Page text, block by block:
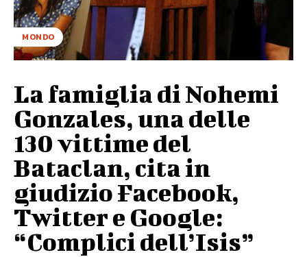
MONDO
La famiglia di Nohemi
Gonzales, una delle
130 vittime del
Bataclan, cita in
giudizio Facebook,
Twitter e Google:
“Complici dell’Isis”